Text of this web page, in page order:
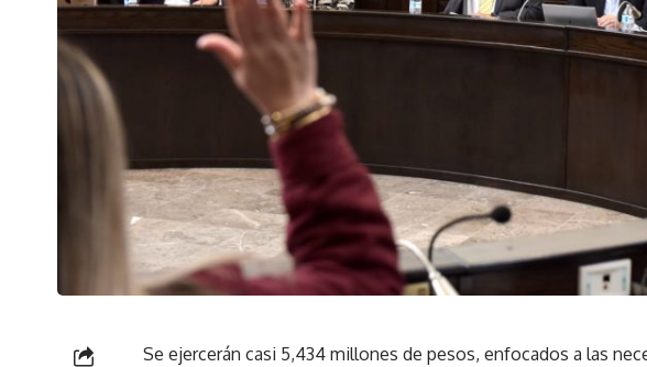
Se ejercerán casi 5,434 millones de pesos, enfocados a las